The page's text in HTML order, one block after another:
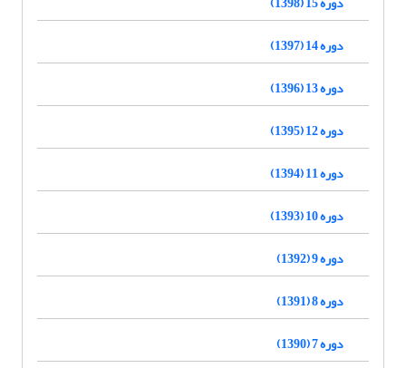
دوره 14 (1397)
دوره 13 (1396)
دوره 12 (1395)
دوره 11 (1394)
دوره 10 (1393)
دوره 9 (1392)
دوره 8 (1391)
دوره 7 (1390)